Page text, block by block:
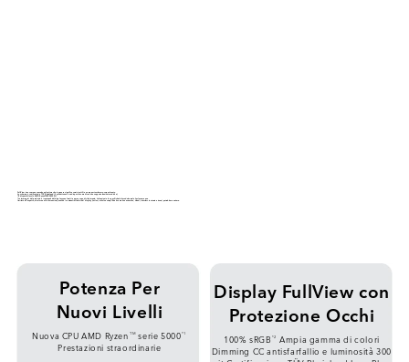
Lo schermo è certificato da TÜV Rheinland (il prodotto non è un dispositivo medico e non supporta funzioni mediche).
*È disponibile solo AMD RyzenTM R5-5500U.
*Le immagini del prodotto e i contenuti del display sono forniti a puro scopo di riferimento. Le funzioni e le specifiche del prodotto reale (incluso ma non
limitato all'aspetto, al colore e alle dimensioni), nonché i contenuti effettivi del display (inclusi, a titolo esemplificativo ma non esaustivo, sfondi, interfaccia utente e icone) potrebbero variare.
Potenza Per
Nuovi Livelli
Nuova CPU AMD Ryzen TMserie 5000 *1
Prestazioni straordinarie
Display FullView con
Protezione Occhi
100% sRGB *2
Ampia gamma di colori
Dimming CC antisfarfallio e luminosità 300